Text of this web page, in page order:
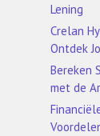
Lening
Crelan
Ontdek
Bereken
met de